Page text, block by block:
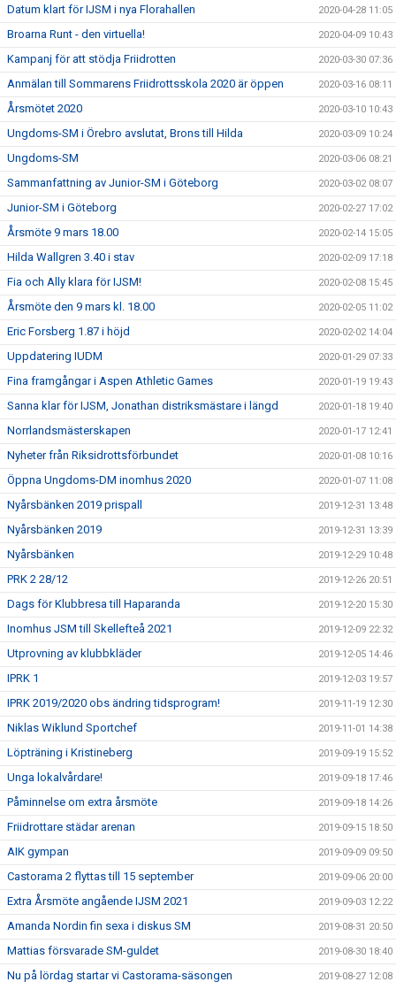
Datum klart för IJSM i nya Florahallen 2020-04-28 11:05
Broarna Runt - den virtuella! 2020-04-09 10:43
Kampanj för att stödja Friidrotten 2020-03-30 07:36
Anmälan till Sommarens Friidrottsskola 2020 är öppen 2020-03-16 08:11
Årsmötet 2020 2020-03-10 10:43
Ungdoms-SM i Örebro avslutat, Brons till Hilda 2020-03-09 10:24
Ungdoms-SM 2020-03-06 08:21
Sammanfattning av Junior-SM i Göteborg 2020-03-02 08:07
Junior-SM i Göteborg 2020-02-27 17:02
Årsmöte 9 mars 18.00 2020-02-14 15:05
Hilda Wallgren 3.40 i stav 2020-02-09 17:18
Fia och Ally klara för IJSM! 2020-02-08 15:45
Årsmöte den 9 mars kl. 18.00 2020-02-05 11:02
Eric Forsberg 1.87 i höjd 2020-02-02 14:04
Uppdatering IUDM 2020-01-29 07:33
Fina framgångar i Aspen Athletic Games 2020-01-19 19:43
Sanna klar för IJSM, Jonathan distriksmästare i längd 2020-01-18 19:40
Norrlandsmästerskapen 2020-01-17 12:41
Nyheter från Riksidrottsförbundet 2020-01-08 10:16
Öppna Ungdoms-DM inomhus 2020 2020-01-07 11:08
Nyårsbänken 2019 prispall 2019-12-31 13:48
Nyårsbänken 2019 2019-12-31 13:39
Nyårsbänken 2019-12-29 10:48
PRK 2 28/12 2019-12-26 20:51
Dags för Klubbresa till Haparanda 2019-12-20 15:30
Inomhus JSM till Skellefteå 2021 2019-12-09 22:32
Utprovning av klubbkläder 2019-12-05 14:46
IPRK 1 2019-12-03 19:57
IPRK 2019/2020 obs ändring tidsprogram! 2019-11-19 12:30
Niklas Wiklund Sportchef 2019-11-01 14:38
Löpträning i Kristineberg 2019-09-19 15:52
Unga lokalvårdare! 2019-09-18 17:46
Påminnelse om extra årsmöte 2019-09-18 14:26
Friidrottare städar arenan 2019-09-15 18:50
AIK gympan 2019-09-09 09:50
Castorama 2 flyttas till 15 september 2019-09-06 20:00
Extra Årsmöte angående IJSM 2021 2019-09-03 12:22
Amanda Nordin fin sexa i diskus SM 2019-08-31 20:50
Mattias försvarade SM-guldet 2019-08-30 18:40
Nu på lördag startar vi Castorama-säsongen 2019-08-27 12:08